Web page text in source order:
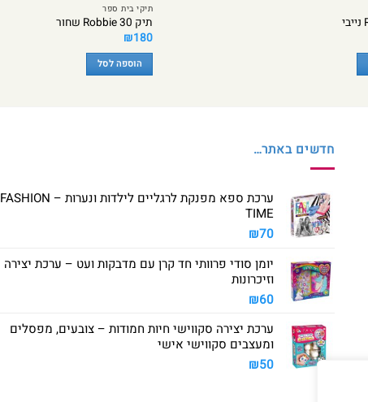
תיקי בית ספר
תיק Robbie 30 שחור
₪180
הוספה לסל
חדשים באתר…
ערכת ספא מפנקת לרגליים לילדות ונערות – FASHION
TIME
₪70
יומן סודי פרוותי חד קרן עם מדבקות ועט – ערכת יצירה
וזיכרונות
₪60
ערכת יצירה סקווישי חיות חמודות – צובעים, מפסלים
ומעצבים סקווישי אישי
₪50